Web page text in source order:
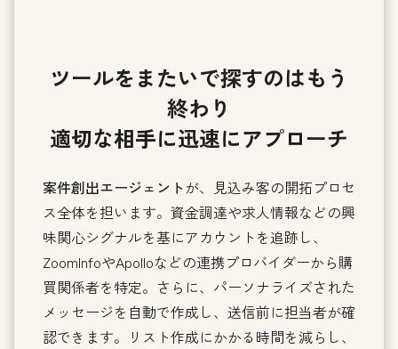
ツールをまたいで探すのはもう
終わり
適切な相手に迅速にアプローチ
案件創出エージェントが、見込み客の開拓プロセ
ス全体を担います。資金調達や求人情報などの興
味関心シグナルを基にアカウントを追跡し、
ZoomInfoやApolloなどの連携プロバイダーから購
買関係者を特定。さらに、パーソナライズされた
メッセージを自動で作成し、送信前に担当者が確
認できます。リスト作成にかかる時間を減らし、